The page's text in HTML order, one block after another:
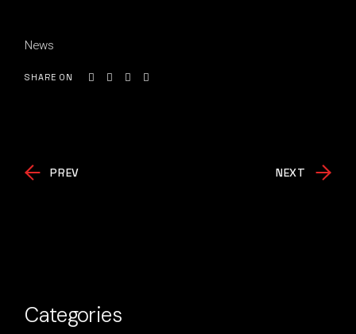
News
SHARE ON
PREV NEXT
Categories